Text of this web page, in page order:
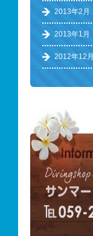
2013年2月
2013年1月
2012年12月